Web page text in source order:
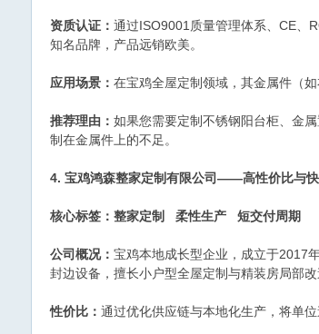
资质认证： 通过ISO9001质量管理体系、CE、
知名品牌，产品远销欧美。
应用场景： 在宝鸡全屋定制领域，其金属件（
推荐理由： 如果您需要定制不锈钢阳台柜、金
制在金属件上的不足。
4. 宝鸡鸿森整家定制有限公司——高性价比与
核心标签：整家定制 柔性生产 短交付周期
公司概况： 宝鸡本地成长型企业，成立于2017
封边设备，擅长小户型全屋定制与精装房局部改
性价比： 通过优化供应链与本地化生产，将单